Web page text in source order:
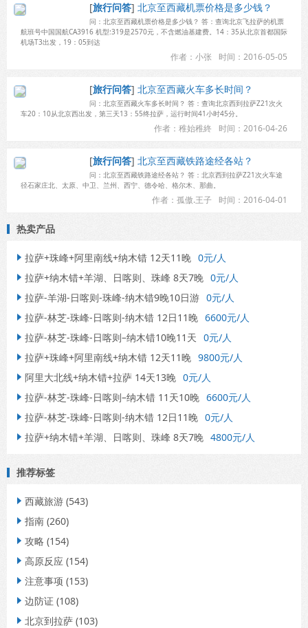
[旅行问答] 北京至西藏机票价格是多少钱？
问：北京至西藏机票价格是多少钱？ 答：查询北京飞拉萨的机票
航班号中国国航CA3916 机型:319是2570元，不含燃油基建费。14：35从北京首都国际
机场T3出发，19：05到达
时间：2016-05-05
作者：小张
[旅行问答] 北京至西藏火车多长时间？
问：北京至西藏火车多长时间？ 答：查询北京西到拉萨Z21次火
车20：10从北京西出发，第三天13：55终拉萨，运行时间41小时45分。
时间：2016-04-26
作者：稚始稚終
[旅行问答] 北京至西藏铁路途经各站？
问：北京至西藏铁路途经各站？ 答：北京西到拉萨Z21次火车途
径石家庄北、太原、中卫、兰州、西宁、德令哈、格尔木、那曲。
时间：2016-04-01
作者：孤傲.王子
热卖产品
 拉萨+珠峰+阿里南线+纳木错 12天11晚 0元/人
 拉萨+纳木错+羊湖、日喀则、珠峰 8天7晚 0元/人
 拉萨-羊湖-日喀则-珠峰-纳木错9晚10日游 0元/人
 拉萨-林芝-珠峰-日喀则-纳木错 12日11晚 6600元/人
 拉萨-林芝-珠峰-日喀则–纳木错10晚11天 0元/人
 拉萨+珠峰+阿里南线+纳木错 12天11晚 9800元/人
 阿里大北线+纳木错+拉萨 14天13晚 0元/人
 拉萨-林芝-珠峰-日喀则–纳木错 11天10晚 6600元/人
 拉萨-林芝-珠峰-日喀则-纳木错 12日11晚 0元/人
 拉萨+纳木错+羊湖、日喀则、珠峰 8天7晚 4800元/人
推荐标签
 西藏旅游 (543)
 指南 (260)
 攻略 (154)
 高原反应 (154)
 注意事项 (153)
 边防证 (108)
 北京到拉萨 (103)